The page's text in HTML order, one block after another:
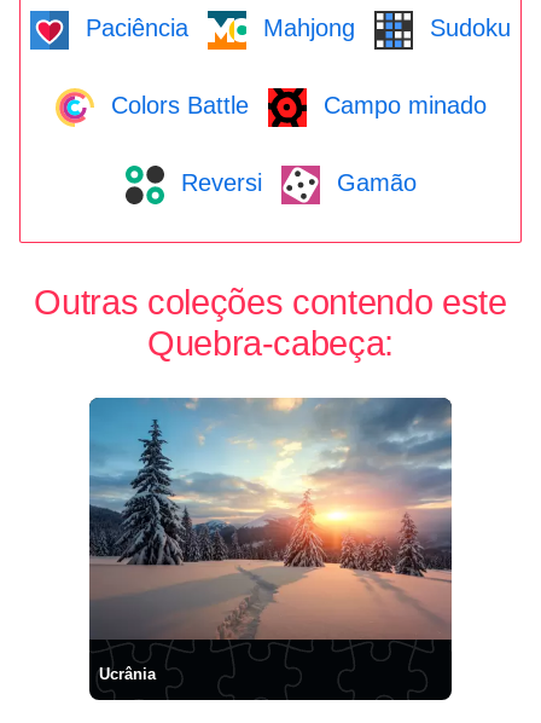
Paciência Mahjong Sudoku
Colors Battle Campo minado
Reversi Gamão
Outras coleções contendo este
Quebra-cabeça:
Ucrânia